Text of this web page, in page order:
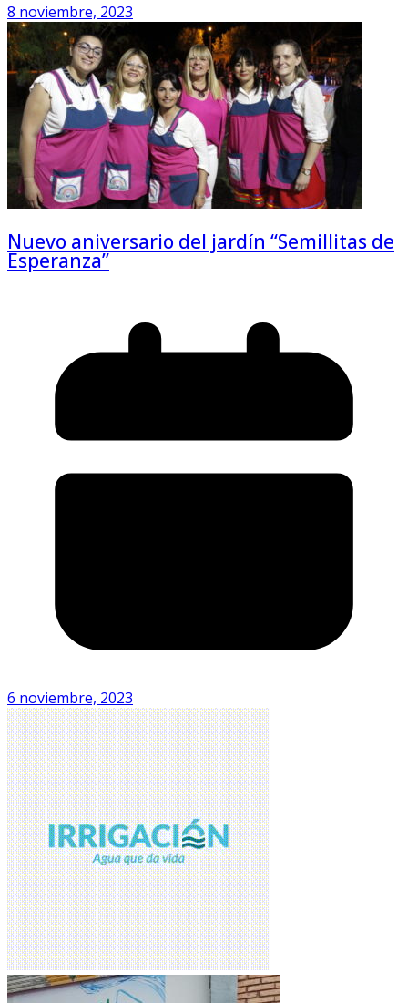
8 noviembre, 2023
Nuevo aniversario del jardín “Semillitas de
Esperanza”
6 noviembre, 2023